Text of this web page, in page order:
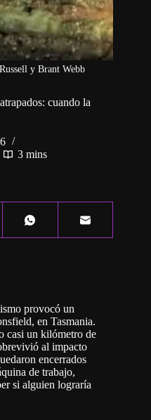
y Brant Webb
cuando la
3 mins
provocó un
en Tasmania.
casi un kilómetro de
al impacto
encerrados
de trabajo,
si alguien lograría